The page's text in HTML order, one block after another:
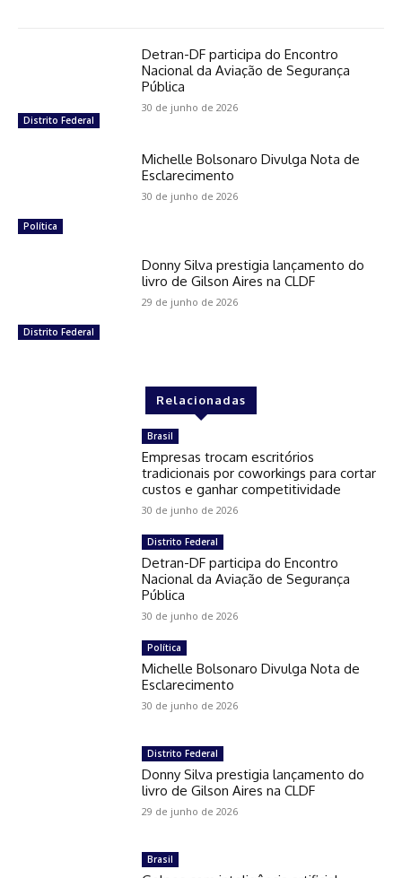
Distrito Federal
Detran-DF participa do Encontro
Nacional da Aviação de Segurança
Pública
30 de junho de 2026
Política
Michelle Bolsonaro Divulga Nota de
Esclarecimento
30 de junho de 2026
Distrito Federal
Donny Silva prestigia lançamento do
livro de Gilson Aires na CLDF
29 de junho de 2026
Relacionadas
Brasil
Empresas trocam escritórios
tradicionais por coworkings para cortar
custos e ganhar competitividade
30 de junho de 2026
Distrito Federal
Detran-DF participa do Encontro
Nacional da Aviação de Segurança
Pública
30 de junho de 2026
Política
Michelle Bolsonaro Divulga Nota de
Esclarecimento
30 de junho de 2026
Distrito Federal
Donny Silva prestigia lançamento do
livro de Gilson Aires na CLDF
29 de junho de 2026
Brasil